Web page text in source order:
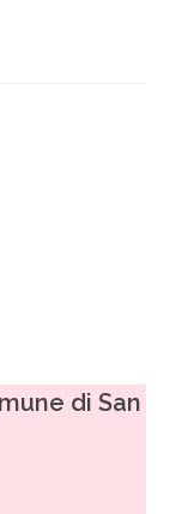
di San